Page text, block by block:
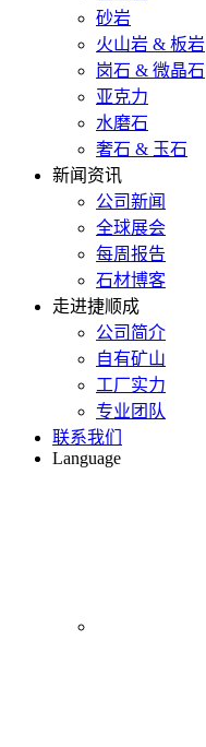
砂岩
火山岩 & 板岩
岗石 & 微晶石
亚克力
水磨石
奢石 & 玉石
新闻资讯
公司新闻
全球展会
每周报告
石材博客
走进捷顺成
公司简介
自有矿山
工厂实力
专业团队
联系我们
Language